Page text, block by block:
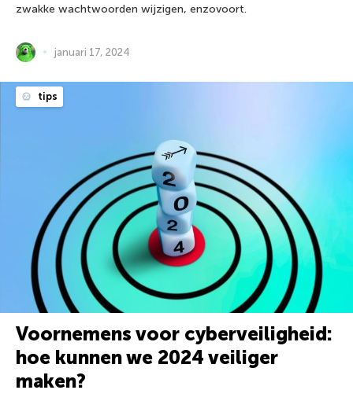
zwakke wachtwoorden wijzigen, enzovoort.
januari 17, 2024
tips
Voornemens voor cyberveiligheid:
hoe kunnen we 2024 veiliger
maken?